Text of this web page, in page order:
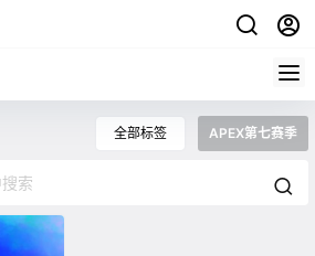
全部标签 APEX第七赛季